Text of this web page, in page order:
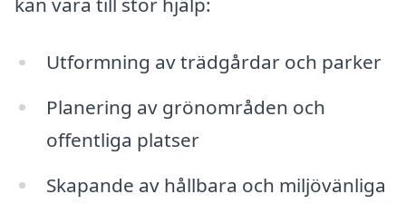
Utformning av trädgårdar och parker
Planering av grönområden och
offentliga platser
Skapande av hållbara och miljövänliga